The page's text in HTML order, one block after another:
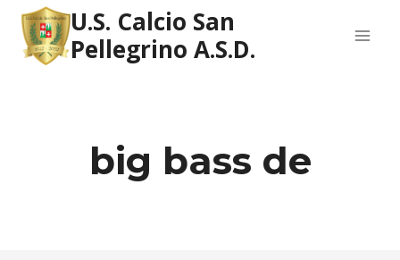
Salta
contenuto
U.S. Calcio San
Pellegrino A.S.D.
big bass de